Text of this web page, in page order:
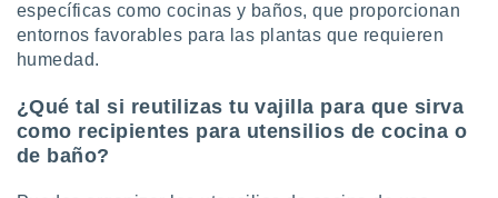
1199
específicas como cocinas y baños, que proporcionan
entornos favorables para las plantas que requieren
humedad.
¿Qué tal si reutilizas tu vajilla para que sirva
como recipientes para utensilios de cocina o
de baño?